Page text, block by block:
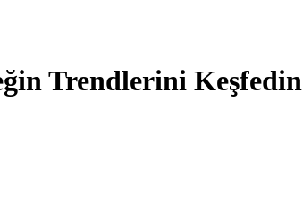
Trendlerini Keşfedin